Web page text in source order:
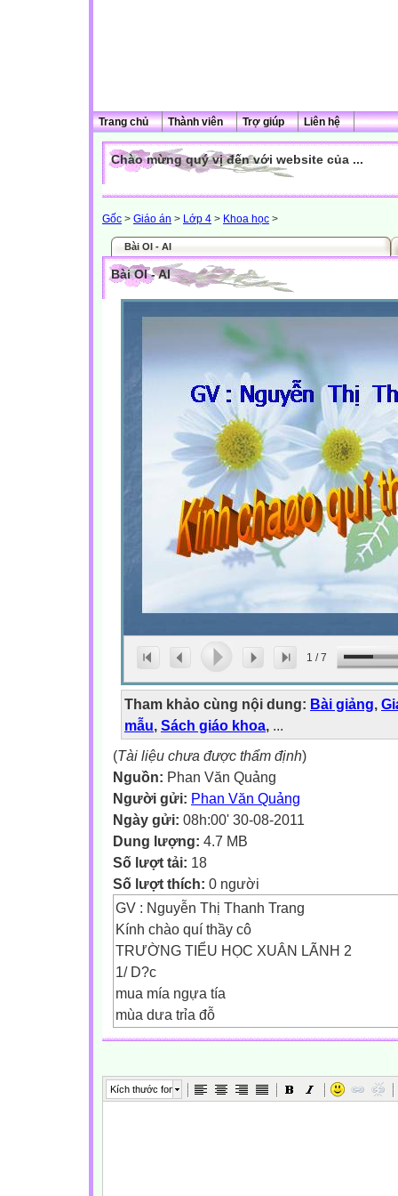
Trang chủ Thành viên Trợ giúp Liên hệ
Chào mừng quý vị đến với website của ...
Gốc > Giáo án > Lớp 4 > Khoa học >
Bài OI - AI
Bài OI - AI
1 /7
Tham khảo cùng nội dung: Bài giảng,
mẫu, Sách giáo khoa, ...
(Tài liệu chưa được thẩm định)
Nguồn: Phan Văn Quảng
Người gửi: Phan Văn Quảng
Ngày gửi: 08h:00' 30-08-2011
Dung lượng: 4.7 MB
Số lượt tải: 18
Số lượt thích: 0 người
GV : Nguyễn Thị Thanh Trang
Kính chào quí thầy cô
TRƯỜNG TIỂU HỌC XUÂN LÃNH 2
1/ D?c
mua mía ngựa tía
mùa dưa trỉa đỗ
Gió lùa kẽ lá
Gió qua cửa sổ
Bé vừa ngủ trưa.
Kích thước font